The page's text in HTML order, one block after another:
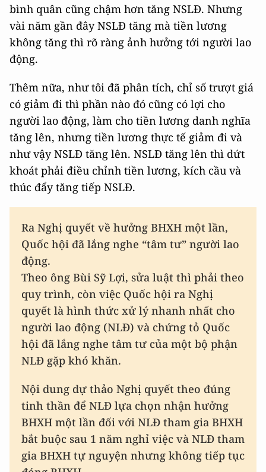
bình quân cũng chậm hơn tăng NSLĐ. Nhưng
vài năm gần đây NSLĐ tăng mà tiền lương
không tăng thì rõ ràng ảnh hưởng tới người lao
động.
Thêm nữa, như tôi đã phân tích, chỉ số trượt giá
có giảm đi thì phần nào đó cũng có lợi cho
người lao động, làm cho tiền lương danh nghĩa
tăng lên, nhưng tiền lương thực tế giảm đi và
như vậy NSLĐ tăng lên. NSLĐ tăng lên thì dứt
khoát phải điều chỉnh tiền lương, kích cầu và
thúc đẩy tăng tiếp NSLĐ.
Ra Nghị quyết về hưởng BHXH một lần,
Quốc hội đã lắng nghe “tâm tư” người lao
động.
Theo ông Bùi Sỹ Lợi, sửa luật thì phải theo
quy trình, còn việc Quốc hội ra Nghị
quyết là hình thức xử lý nhanh nhất cho
người lao động (NLĐ) và chứng tỏ Quốc
hội đã lắng nghe tâm tư của một bộ phận
NLĐ gặp khó khăn.
Nội dung dự thảo Nghị quyết theo đúng
tinh thần để NLĐ lựa chọn nhận hưởng
BHXH một lần đối với NLĐ tham gia BHXH
bắt buộc sau 1 năm nghỉ việc và NLĐ tham
gia BHXH tự nguyện nhưng không tiếp tục